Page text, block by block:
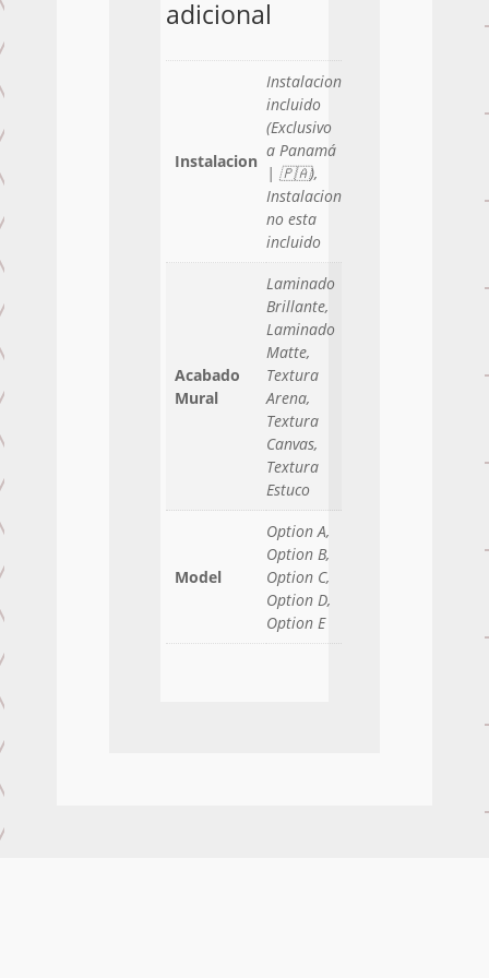
adicional
Instalacion
Instalacion
incluido
(Exclusivo
a Panamá
| 🇵🇦),
Instalacion
no esta
incluido
Acabado
Mural
Laminado
Brillante,
Laminado
Matte,
Textura
Arena,
Textura
Canvas,
Textura
Estuco
Model
Option A,
Option B,
Option C,
Option D,
Option E